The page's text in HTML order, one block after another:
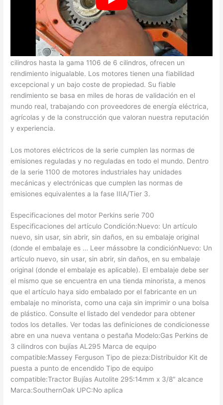
Cómo reconstruir un motor diesel perkins
Los motores Perkins de la serie 1100, desde la gama 1103 de 3
cilindros hasta la gama 1106 de 6 cilindros, ofrecen un
rendimiento inigualable. Los motores tienen una fiabilidad
excepcional y un bajo coste de propiedad. Su fiable
rendimiento se basa en miles de horas de validación en el
mundo real, trabajando con proveedores de energía eléctrica,
agrícolas y de la construcción que valoran nuestra reputación
y experiencia.
Los motores eléctricos de la serie cumplen las normas de
emisiones reguladas y no reguladas en todo el mundo. Dentro
de la serie 1100 de motores industriales hay unidades
mecánicas y electrónicas que cumplen las normas de
emisiones equivalentes a la fase IIIA/Tier 3.
Especificaciones del motor Perkins serie 700
Especificaciones del artículo Condición:Nuevo: Un artículo
nuevo, sin usar, sin abrir, sin daños, en su embalaje original
(donde el embalaje es … Leer mássobre la condiciónNuevo: Un
artículo nuevo, sin usar, sin abrir, sin daños, en su embalaje
original (donde el embalaje es aplicable). El embalaje debe ser
el mismo que se encuentra en una tienda minorista, a menos
que el artículo haya sido embalado por el fabricante en un
embalaje no minorista, como una caja sin imprimir o una bolsa
de plástico. Consulte el listado del vendedor para obtener
todos los detalles. Ver todas las definiciones de condicionesse
abre en una nueva ventana o pestaña Modelo:Gas Perkins de
3 cilindros con bujías AL295 Marca de equipo
compatible:Massey Ferguson Tipo de pieza:Distribuidor Kit de
puesta a punto de encendido Tipo de equipo
compatible:Tractor Bujías Autolite 295:14mm x 3/8″ alcance
Marca:SouthernOak UPC:No aplica